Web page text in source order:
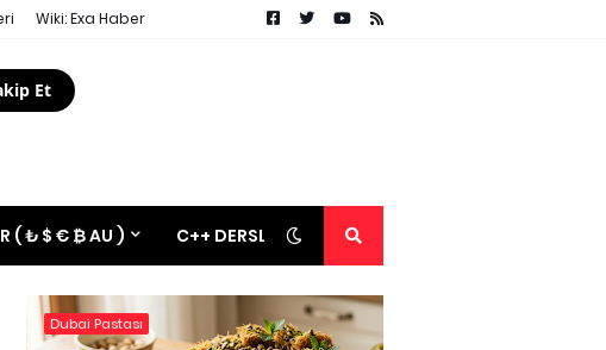
Wiki: Exa Haber
Et
( ₺ $ € ₿ AU ) C++ DERSLERİ
Dubai Pastası